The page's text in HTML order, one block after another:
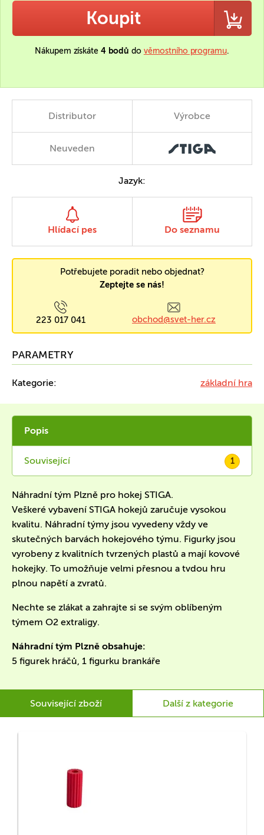
Koupit
Nákupem získáte 4 bodů do věrnostního programu.
Distributor Výrobce
Neuveden
Jazyk:
Hlídací pes Do seznamu
Potřebujete poradit nebo objednat?
Zeptejte se nás!
223 017 041 obchod@svet-her.cz
PARAMETRY
Kategorie: základní hra
Popis
Související 1
Náhradní tým Plzně pro hokej STIGA.
Veškeré vybavení STIGA hokejů zaručuje vysokou
kvalitu. Náhradní týmy jsou vyvedeny vždy ve
skutečných barvách hokejového týmu. Figurky jsou
vyrobeny z kvalitních tvrzených plastů a mají kovové
hokejky. To umožňuje velmi přesnou a tvdou hru
plnou napětí a zvratů.
Nechte se zlákat a zahrajte si se svým oblíbeným
týmem O2 extraligy.
Náhradní tým Plzně obsahuje:
5 figurek hráčů, 1 figurku brankáře
Související zboží Další z kategorie